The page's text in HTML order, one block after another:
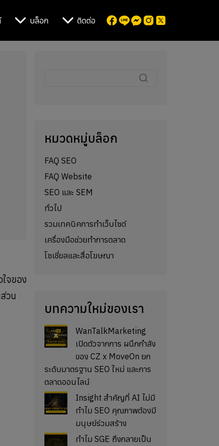
บล็อก ติดต่อ
จของ
วน
หมวดหมู่บล็อก
FAQ SEO
FAQ Website
SEO และ SEM
ทั่วไป
รวมเทคนิคการทำเว็บไซต์
เครื่องมือช่วยทำการตลาด
โซเชี่ยลและสื่อโฆษณา
บทความใหม่ของเรา
WanTalkMarketing
เปิดตัวจากการ ผนึกกำลัง
ของ CZ x MoveOn ยก
ระดับมาตรฐาน SEO ใหม่ และการ
ตลาดออนไลน์
Insight สำคัญที่ AI ไม่มี
ทำไม SEO คุณภาพต้องมี
มนุษย์ร่วมสร้าง
ทำไม SGE ถึงกลายเป็น